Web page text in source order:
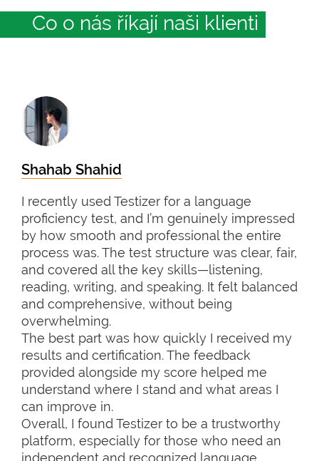
Co o nás říkají naši klienti
Shahab Shahid
I recently used Testizer for a language
proficiency test, and I’m genuinely impressed
by how smooth and professional the entire
process was. The test structure was clear, fair,
and covered all the key skills—listening,
reading, writing, and speaking. It felt balanced
and comprehensive, without being
overwhelming.
The best part was how quickly I received my
results and certification. The feedback
provided alongside my score helped me
understand where I stand and what areas I
can improve in.
Overall, I found Testizer to be a trustworthy
platform, especially for those who need an
independent and recognized language